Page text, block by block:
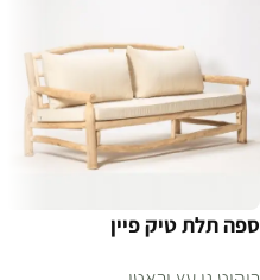
ספה תלת טיק פיין